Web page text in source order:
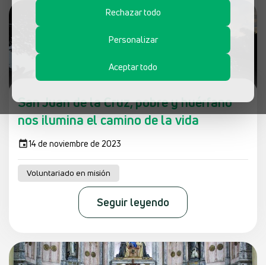
Rechazar todo
Personalizar
Aceptar todo
San Juan de la Cruz, pobre y huérfano
nos ilumina el camino de la vida
14 de noviembre de 2023
Voluntariado en misión
Seguir leyendo